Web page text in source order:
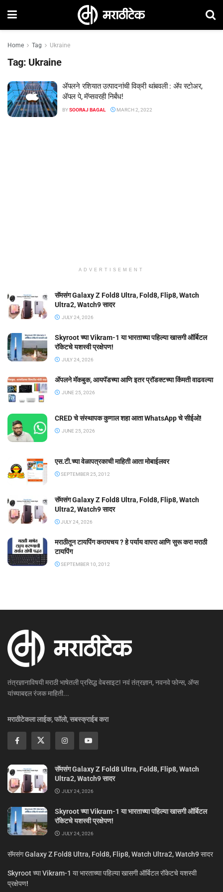
Home Tag Ukraine
Tag: Ukraine
ॲपलने रशियात उत्पादनांची विक्री थांबवली : ॲप स्टोअर,
ॲपल पे, मॅप्सवरही निर्बंध!
BYSOORAJ BAGAL MARCH 2, 2022
ADVERTISEMENT
सॅमसंग Galaxy Z Fold8 Ultra, Fold8, Flip8, Watch
Ultra2, Watch9 सादर
JULY 24, 2026
Skyroot च्या Vikram-1 या भारताच्या पहिल्या खासगी ऑर्बिटल
रॉकेटचे यशस्वी प्रक्षेपण!
JULY 24, 2026
ॲपलने मॅकबुक, आयपॅडच्या आणि इतर प्रॉडक्टच्या किंमती वाढवल्या
JUNE 25, 2026
CRED चे संस्थापक कुणाल शहा आता WhatsApp चे सीईओ!
JUNE 25, 2026
एस.टी.च्या वेळापत्रकाची माहिती आता मोबाईलवर
SEPTEMBER 25, 2012
सॅमसंग Galaxy Z Fold8 Ultra, Fold8, Flip8, Watch
Ultra2, Watch9 सादर
JULY 24, 2026
मराठीतून टायपिंग करायचय ? हे पर्याय वापरा आणि सुरू करा मराठी
टायपिंग
SEPTEMBER 10, 2012
तंत्रज्ञानाविषयी मराठी भाषेतली प्रसिद्ध वेबसाइट! नवं तंत्रज्ञान, नवनवे फोन्स, ॲप्स
यांच्याबद्दल रंजक माहिती...
मराठीटेकला लाईक, फॉलो, सबस्क्राईब करा
सॅमसंग Galaxy Z Fold8 Ultra, Fold8, Flip8, Watch
Ultra2, Watch9 सादर
JULY 24, 2026
Skyroot च्या Vikram-1 या भारताच्या पहिल्या खासगी ऑर्बिटल
रॉकेटचे यशस्वी प्रक्षेपण!
JULY 24, 2026
सॅमसंग Galaxy Z Fold8 Ultra, Fold8, Flip8, Watch Ultra2, Watch9 सादर
Skyroot च्या Vikram-1 या भारताच्या पहिल्या खासगी ऑर्बिटल रॉकेटचे यशस्वी
प्रक्षेपण!